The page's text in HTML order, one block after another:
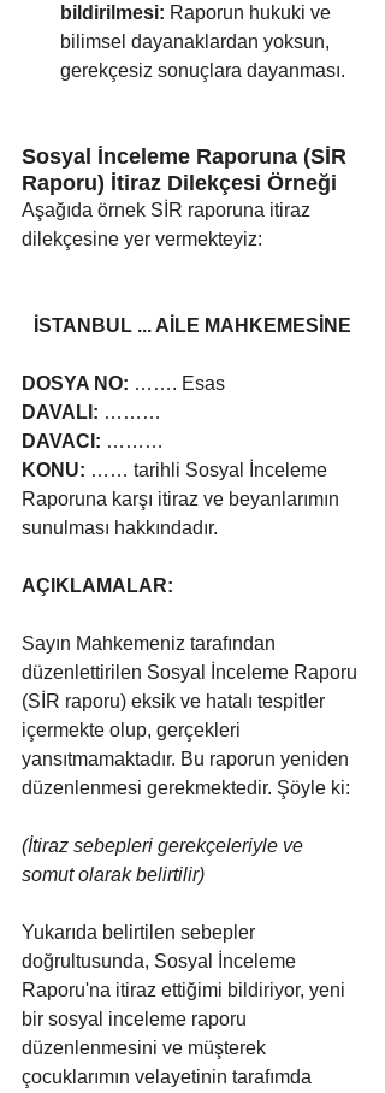
bildirilmesi: Raporun hukuki ve
bilimsel dayanaklardan yoksun,
gerekçesiz sonuçlara dayanması.
Sosyal İnceleme Raporuna (SİR
Raporu) İtiraz Dilekçesi Örneği
Aşağıda örnek SİR raporuna itiraz
dilekçesine yer vermekteyiz:
İSTANBUL ... AİLE MAHKEMESİNE
DOSYA NO: ……. Esas
DAVALI: ………
DAVACI: ………
KONU: …… tarihli Sosyal İnceleme
Raporuna karşı itiraz ve beyanlarımın
sunulması hakkındadır.
AÇIKLAMALAR:
Sayın Mahkemeniz tarafından
düzenlettirilen Sosyal İnceleme Raporu
(SİR raporu) eksik ve hatalı tespitler
içermekte olup, gerçekleri
yansıtmamaktadır. Bu raporun yeniden
düzenlenmesi gerekmektedir. Şöyle ki:
(İtiraz sebepleri gerekçeleriyle ve
somut olarak belirtilir)
Yukarıda belirtilen sebepler
doğrultusunda, Sosyal İnceleme
Raporu'na itiraz ettiğimi bildiriyor, yeni
bir sosyal inceleme raporu
düzenlenmesini ve müşterek
çocuklarımın velayetinin tarafımda